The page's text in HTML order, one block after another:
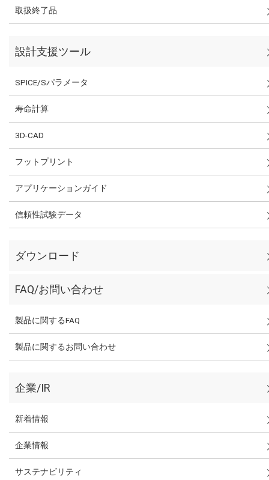
取扱終了品
設計支援ツール
SPICE/Sパラメータ
寿命計算
3D-CAD
フットプリント
アプリケーションガイド
信頼性試験データ
ダウンロード
FAQ/お問い合わせ
製品に関するFAQ
製品に関するお問い合わせ
企業/IR
新着情報
企業情報
サステナビリティ